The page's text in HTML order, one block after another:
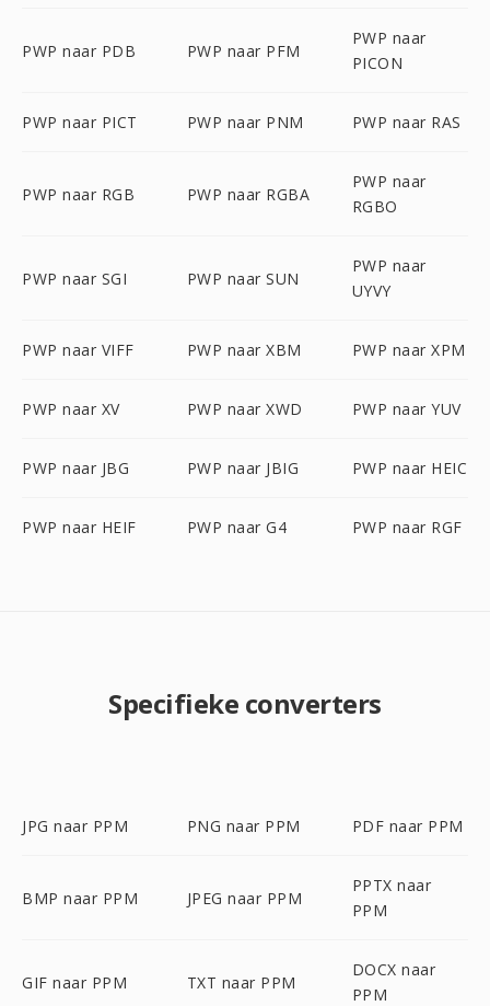
PWP naar PDB PWP naar PFM
PWP naar
PICON
PWP naar PICT PWP naar PNM PWP naar RAS
PWP naar RGB PWP naar RGBA
PWP naar
RGBO
PWP naar SGI PWP naar SUN
PWP naar
UYVY
PWP naar VIFF PWP naar XBM PWP naar XPM
PWP naar XV PWP naar XWD PWP naar YUV
PWP naar JBG PWP naar JBIG PWP naar HEIC
PWP naar HEIF PWP naar G4 PWP naar RGF
Specifieke converters
JPG naar PPM PNG naar PPM PDF naar PPM
BMP naar PPM JPEG naar PPM
PPTX naar
PPM
GIF naar PPM TXT naar PPM
DOCX naar
PPM